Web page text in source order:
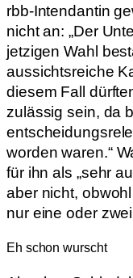
rbb-Intendantin
nicht an: „Der
jetzigen Wahl
aussichtsreiche
diesem Fall
zulässig sein, da
worden waren.“
für ihn als „sehr
aber nicht,
nur eine oder
Eh schon wurscht